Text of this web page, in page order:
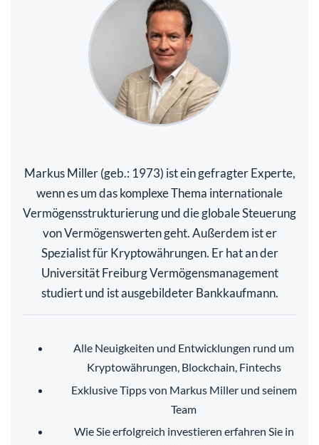
Markus Miller (geb.: 1973) ist ein gefragter Experte,
wenn es um das komplexe Thema internationale
Vermögensstrukturierung und die globale Steuerung
von Vermögenswerten geht. Außerdem ist er
Spezialist für Kryptowährungen. Er hat an der
Universität Freiburg Vermögensmanagement
studiert und ist ausgebildeter Bankkaufmann.
Alle Neuigkeiten und Entwicklungen rund um
Kryptowährungen, Blockchain, Fintechs
Exklusive Tipps von Markus Miller und seinem
Team
Wie Sie erfolgreich investieren erfahren Sie in